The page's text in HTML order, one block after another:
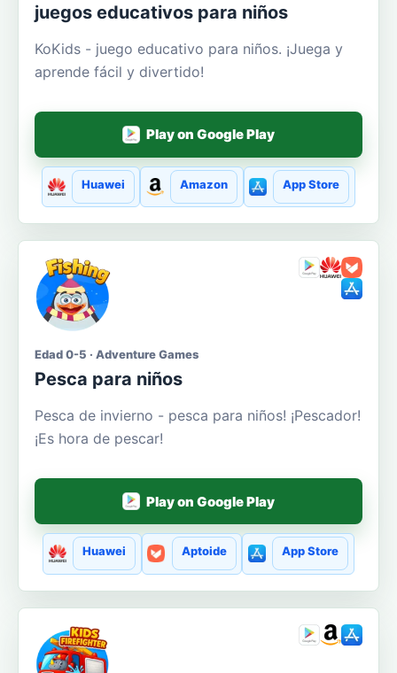
juegos educativos para niños
KoKids - juego educativo para niños. ¡Juega y
aprende fácil y divertido!
Play on Google Play
Huawei Amazon App Store
Edad 0-5 · Adventure Games
Pesca para niños
Pesca de invierno - pesca para niños! ¡Pescador!
¡Es hora de pescar!
Play on Google Play
Huawei Aptoide App Store